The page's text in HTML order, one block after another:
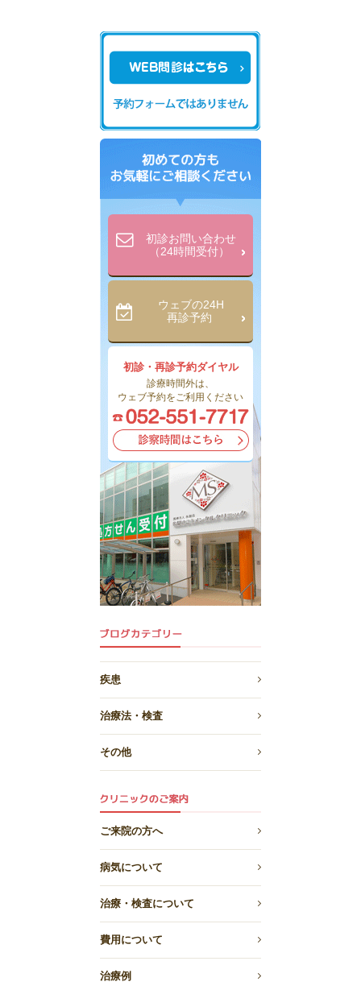
初診お問い合わせ
（24時間受付）
ウェブの24H
再診予約
初診・再診予約ダイヤル
診療時間外は、
ウェブ予約をご利用ください
疾患
治療法・検査
その他
ご来院の方へ
病気について
治療・検査について
費用について
治療例